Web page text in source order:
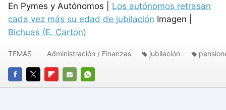
En Pymes y Autónomos | Los autónomos retrasan
cada vez más su edad de jubilación Imagen |
Bichuas (E. Carton)
FACEBOOK
TWITTERFLIPBOARD
E-
WHATSAPP
TEMAS Administración / Finanzas jubilación